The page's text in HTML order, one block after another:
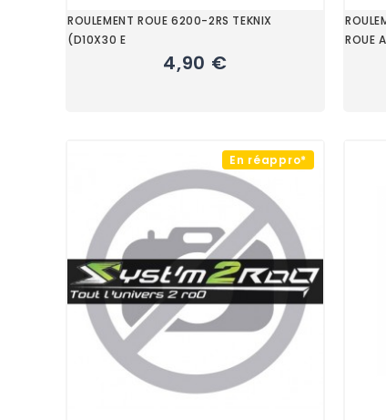
ROULEMENT ROUE 6200-2RS TEKNIX
(D10X30 E
4,90 €
ROUE
En réappro*